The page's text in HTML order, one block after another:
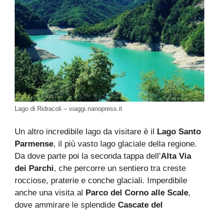
Lago di Ridracoli – viaggi.nanopress.it
Un altro incredibile lago da visitare è il
Lago Santo
Parmense, il più vasto lago glaciale della regione.
Da dove parte poi la seconda tappa dell’Alta Via
dei Parchi, che percorre un sentiero tra creste
rocciose, praterie e conche glaciali. Imperdibile
anche una visita al Parco del Corno alle Scale,
dove ammirare le splendide Cascate del